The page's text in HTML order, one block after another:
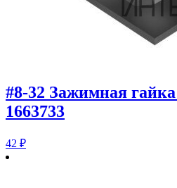
#8-32 Зажимная
1663733
42 ₽